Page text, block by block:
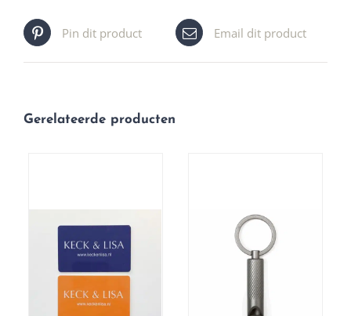
Pin dit product Email dit product
Gerelateerde producten